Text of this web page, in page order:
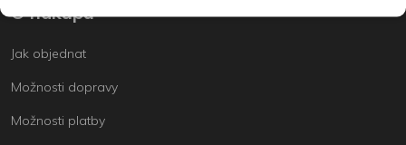
O nákupu
Jak objednat
Možnosti dopravy
Možnosti platby